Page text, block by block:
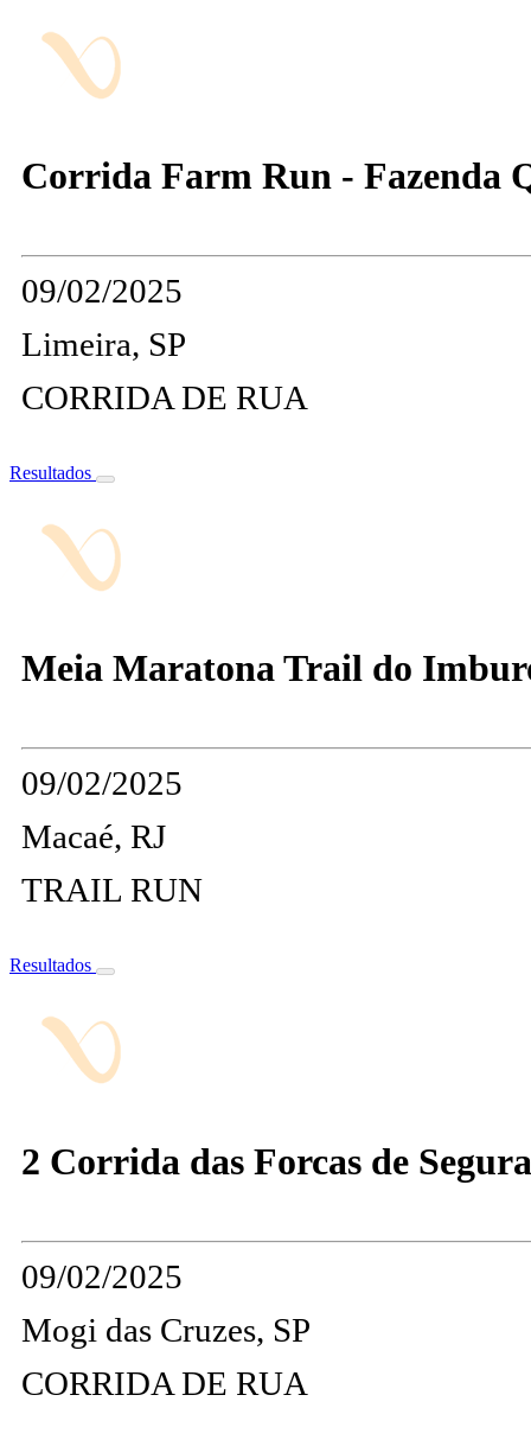
Corrida Farm Run - Fazenda
09/02/2025
Limeira, SP
CORRIDA DE RUA
Resultados
Meia Maratona Trail do
09/02/2025
Macaé, RJ
TRAIL RUN
Resultados
2 Corrida das Forcas de
09/02/2025
Mogi das Cruzes, SP
CORRIDA DE RUA